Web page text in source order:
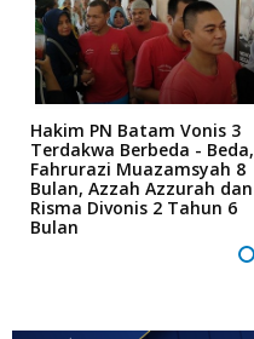
Hakim PN Batam Vonis 3
Terdakwa Berbeda - Beda,
Fahrurazi Muazamsyah 8
Bulan, Azzah Azzurah dan
Risma Divonis 2 Tahun 6
Bulan